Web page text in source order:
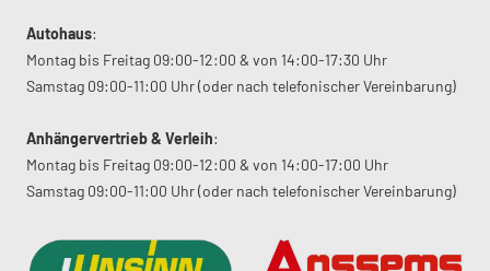
Autohaus:
Montag bis Freitag 09:00-12:00 & von 14:00-17:30 Uhr
Samstag 09:00-11:00 Uhr (oder nach telefonischer Vereinbarung)
Anhängervertrieb & Verleih:
Montag bis Freitag 09:00-12:00 & von 14:00-17:00 Uhr
Samstag 09:00-11:00 Uhr (oder nach telefonischer Vereinbarung)